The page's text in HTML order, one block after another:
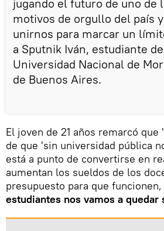
jugando el futuro de uno de
motivos de orgullo del país
unirnos para marcar un
a Sputnik Iván, estudiante
Universidad Nacional de
de Buenos Aires.
El joven de 21 años remarcó
de que 'sin universidad pública
está a punto de convertirse en
aumentan los sueldos de los
presupuesto para que funcionen,
estudiantes nos vamos a quedar